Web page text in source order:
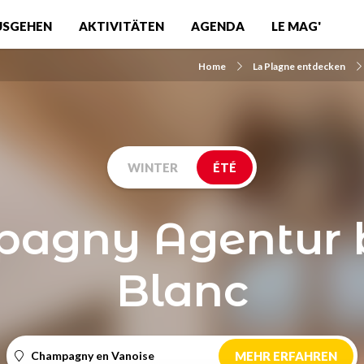
AKTIVITÄTEN AGENDA LE MAG'
Home La Plagne entdecken
WINTER ÉTÉ
Agentur
Blanc
Champagny en Vanoise MEHR ERFAHREN